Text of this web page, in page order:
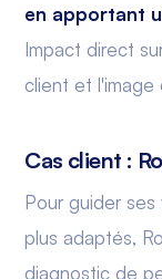
en apportant
Impact direct
client et l'image
Cas client :
Pour guider
plus adaptés,
diagnostic de